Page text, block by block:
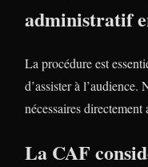
administratif
La procédure est
d’assister à l’audience.
nécessaires
La CAF